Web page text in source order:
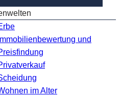
Immobilienbewertung und
im Alter